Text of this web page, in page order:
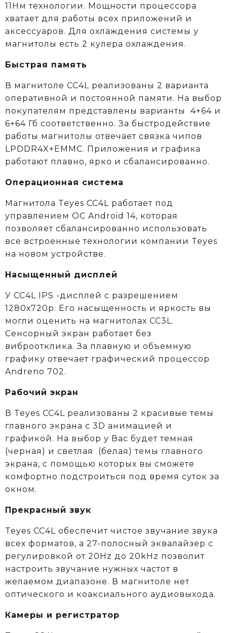
11Нм технологии. Мощности процессора
хватает для работы всех приложений и
аксессуаров. Для охлаждения системы у
магнитолы есть 2 кулера охлаждения.
Быстрая память
В магнитоле CC4L реализованы 2 варианта
оперативной и постоянной памяти. На выбор
покупателям представлены варианты 4+64 и
6+64 Гб соответственно. За быстродействие
работы магнитолы отвечает связка чипов
LPDDR4X+EMMC. Приложения и графика
работают плавно, ярко и сбалансированно.
Операционная система
Магнитола Teyes CC4L работает под
управлением ОС Android 14, которая
позволяет сбалансированно использовать
все встроенные технологии компании Teyes
на новом устройстве.
Насыщенный дисплей
У CC4L IPS -дисплей с разрешением
1280х720р. Его насыщенность и яркость вы
могли оценить на магнитолах CC3L.
Сенсорный экран работает без
виброотклика. За плавную и объемную
графику отвечает графический процессор
Andreno 702.
Рабочий экран
В Teyes СС4L реализованы 2 красивые темы
главного экрана с 3D анимацией и
графикой. На выбор у Вас будет темная
(черная) и светлая (белая) темы главного
экрана, с помощью которых вы сможете
комфортно подстроиться под время суток за
окном.
Прекрасный звук
Teyes CC4L обеспечит чистое звучание звука
всех форматов, а 27-полосный эквалайзер с
регулировкой от 20Hz до 20kHz позволит
настроить звучание нужных частот в
желаемом диапазоне. В магнитоле нет
оптического и коаксиального аудиовыхода.
Камеры и регистратор